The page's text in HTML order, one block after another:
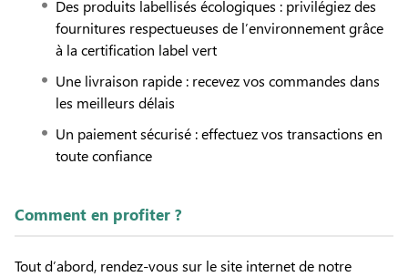
Des produits labellisés écologiques : privilégiez des
fournitures respectueuses de l’environnement grâce
à la certification label vert
Une livraison rapide : recevez vos commandes dans
les meilleurs délais
Un paiement sécurisé : effectuez vos transactions en
toute confiance
Comment en profiter ?
Tout d’abord, rendez-vous sur le site internet de notre